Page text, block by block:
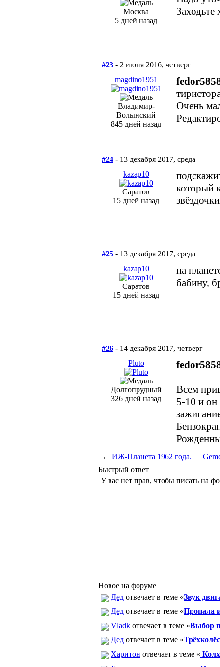
Москва
5 дней назад
#23 - 2 июня 2016, четверг
magdino1951
Владимир-
Волынский
845 дней назад
Очень
#24 - 13 декабря 2017, среда
kazap10
Саратов
15 дней назад
который
#25 - 13 декабря 2017, среда
kazap10
Саратов
15 дней назад
на
бабину,
#26 - 14 декабря 2017, четверг
Pluto
Долгопрудный
326 дней назад
Всем
5-10 и он
← ИЖ-Планета 1962 года. |
Быстрый ответ
У вас нет прав, чтобы писать на
Новое на форуме
Дед отвечает в теме «Звук
Дед отвечает в теме «Пропала
Vladk отвечает в теме «Выбор
Дед отвечает в теме «
Харитон отвечает в теме «